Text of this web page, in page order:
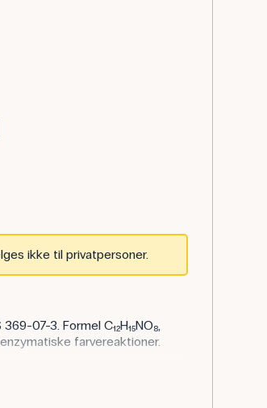
ikke til privatpersoner.
07-3. Formel C₁₂H₁₅NO₈,
farvereaktioner.
substrat for β-